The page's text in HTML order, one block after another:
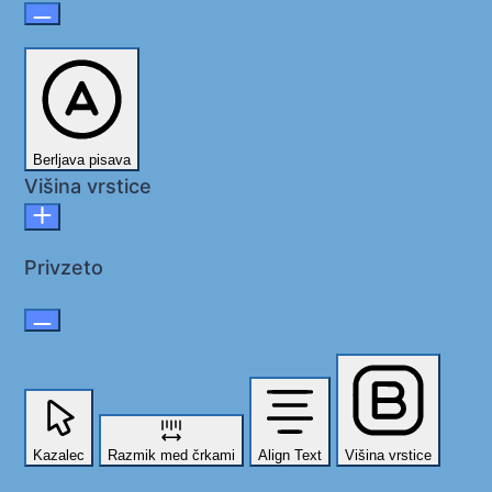
Berljava pisava
Višina vrstice
Privzeto
Kazalec Razmik med črkami Align Text Višina vrstice